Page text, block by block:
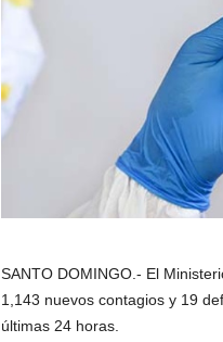
SANTO DOMINGO.- El
1,143 nuevos contagios y 19
últimas 24 horas.